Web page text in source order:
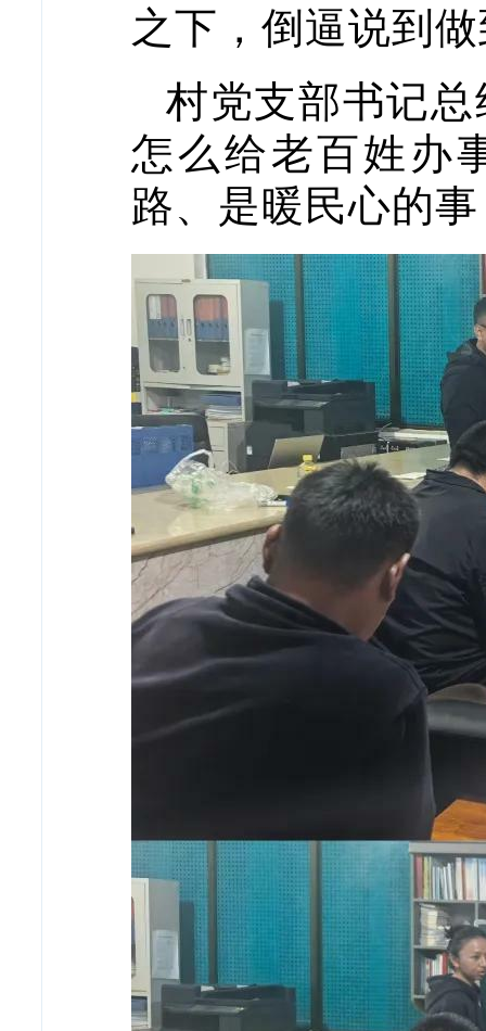
之下，倒逼说到
村党支部书记
怎么给老百姓办
路、是暖民心的